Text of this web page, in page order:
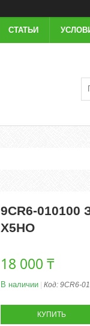
СТАТЬИ
9CR6-010100
X5HO
18 000 ₸
В наличии Код: 9CR6-
КУПИТЬ